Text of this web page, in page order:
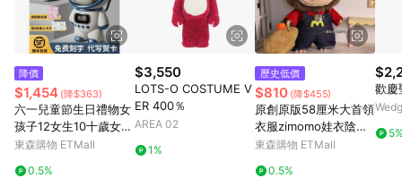
降價
$1,454 (降$363)
六一兒童節生日禮物女
孩子12女生10十歲女童
高端實用小學生9女兒8
東森購物 ETMall
0.5%
$3,550
LOTS-O COSTUME V
ER 400％
AREA 02
1%
歷史低價
$810 (降$455)
原創原版58厘米大首領
衣服zimomo娃衣陰晴
天使娃衣玩偶衣服
東森購物 ETMall
0.5%
歡慶